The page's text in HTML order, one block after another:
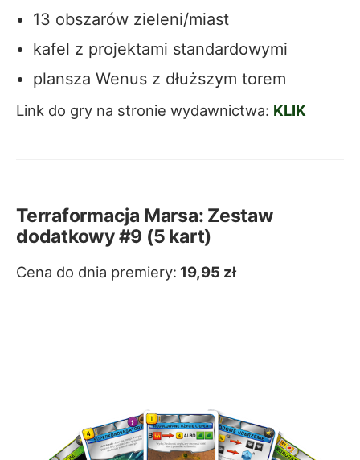
13 obszarów zieleni/miast
kafel z projektami standardowymi
plansza Wenus z dłuższym torem
Link do gry na stronie wydawnictwa: KLIK
Terraformacja Marsa: Zestaw
dodatkowy #9 (5 kart)
Cena do dnia premiery: 19,95 zł